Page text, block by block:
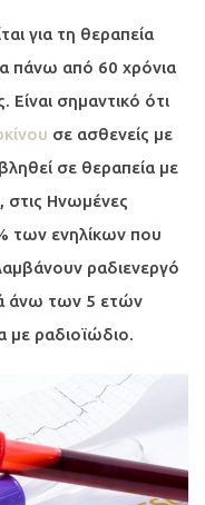
για τη θεραπεία
πάνω από 60 χρόνια
Είναι σημαντικό ότι
σε ασθενείς με
σε θεραπεία με
στις Ηνωμένες
των ενηλίκων που
ραδιενεργό
άνω των 5 ετών
με ραδιοϊώδιο.